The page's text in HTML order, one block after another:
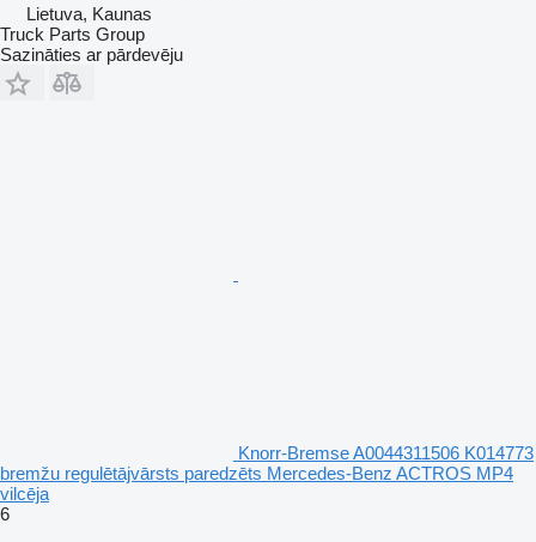
Lietuva, Kaunas
Truck Parts Group
Sazināties ar pārdevēju
Knorr-Bremse A0044311506 K014773
bremžu regulētājvārsts paredzēts Mercedes-Benz ACTROS MP4
vilcēja
6